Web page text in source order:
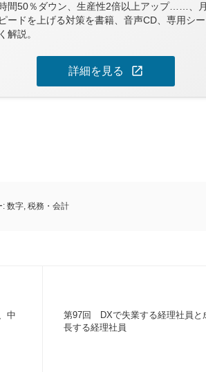
間50％ダウン、生産性2倍以上アップ……、
ードを上げる対策を書籍、音声CD、専用シ
解説。
詳細を見る open_in_new
: 数字, 税務・会計
中
第97回 DXで失業する経理社員と
長する経理社員